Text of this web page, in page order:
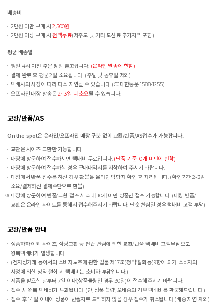
배송비
2만원 미만 구매 시2,500원
2만원 이상 구매 시전액무료(제주도 및 기타 도선료 추가지역 포함)
평균 배송일
평일 4시 이전 주문 당일 출고됩니다. (온라인 발송에 한함)
결제 완료 후 평균 2일 소요됩니다. (주말 및 공휴일 제외)
택배사의 사정에 따라 다소 지연될 수 있습니다. (CJ대한통운 1588-1255)
오프라인 매장 발송은2~3일 더 소요될 수 있습니다.
교환/반품/AS
On the spot은 온라인/오프라인 매장 구분 없이 교환/반품/AS접수가 가능합니다.
교환은 사이즈 교환만 가능합니다.
매장에 방문하여 접수하시면 택배비 무료입니다. (단품 기준 10개 미만에 한함)
매장에 방문하여 접수하실 경우 구매내역서를 지참하여 주시기 바랍니다.
매장에서 반품 접수를 하신 경우 환불은 온라인 담당자 확인 후 처리됩니다. (확인기간 2-3일
소요/결제하신 결제수단으로 환불)
매장에 방문하여 반품/교환 접수 시 최대 10개 미만 상품만 접수 가능합니다. (대량 반품/
교환은 온라인 사이트를 통해서 접수해주시기 바랍니다. 단순 변심일 경우 택배비 고객 부담)
교환/반품 안내
상품하자 이외 사이즈, 색상교환 등 단순 변심에 의한 교환/반품 택배비 고객부담으로
왕복택배비가 발생합니다.
(전자상거래 등에서의 소비자보호에 관한 법률 제17조(청약 철회등)9항에 의거 소비자의
사정에 의한 청약 철회 시 택배비는 소비자 부담입니다.)
제품을 받으신 날부터 7일 이내(상품불량인 경우 30일)에 접수해주시기 바랍니다.
접수 시 왕복 택배비가 부과됩니다. (단, 상품 불량, 오배송의 경우 택배비를 환불해드립니다.)
접수 후 14일 이내에 상품이 반품지로 도착하지 않을 경우 접수가 취소됩니다.(배송 지연 제외)